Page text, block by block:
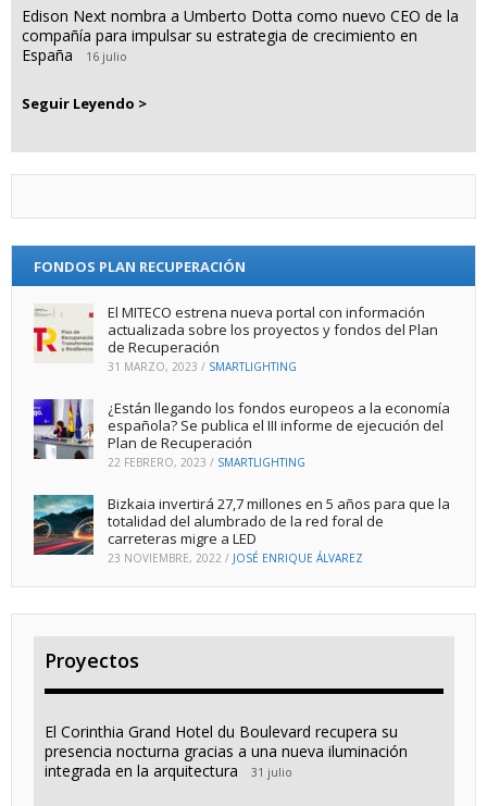
Edison Next nombra a Umberto Dotta como nuevo CEO de la
compañía para impulsar su estrategia de crecimiento en
España
16 julio
Seguir Leyendo >
FONDOS PLAN RECUPERACIÓN
El MITECO estrena nueva portal con información
actualizada sobre los proyectos y fondos del Plan
de Recuperación
31 MARZO, 2023 / SMARTLIGHTING
¿Están llegando los fondos europeos a la economía
española? Se publica el III informe de ejecución del
Plan de Recuperación
22 FEBRERO, 2023 / SMARTLIGHTING
Bizkaia invertirá 27,7 millones en 5 años para que la
totalidad del alumbrado de la red foral de
carreteras migre a LED
23 NOVIEMBRE, 2022 / JOSÉ ENRIQUE ÁLVAREZ
Proyectos
El Corinthia Grand Hotel du Boulevard recupera su
presencia nocturna gracias a una nueva iluminación
integrada en la arquitectura
31 julio